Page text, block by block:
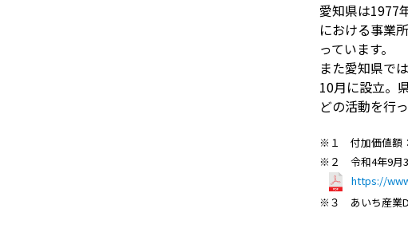
愛知県は1977
における事業
っています。
また愛知県で
10月に設立。
どの活動を行
※１ 付加価値額：
※２ 令和4年9月
https://
※３ あいち産業